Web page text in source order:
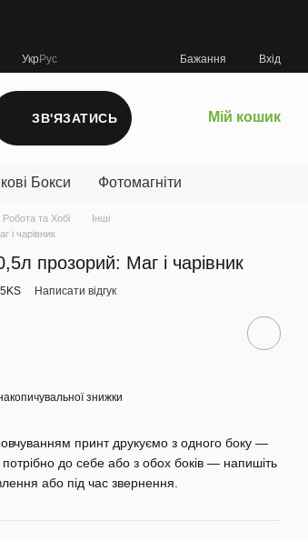
УкрРус Бажання Вхід
ЗВ'ЯЗАТИСЬ Мій кошик
Бокси Фотомагніти
Робота та Хобі
Інші
і чарівник
прозорий: Маг і чарівник
Написати відгук
знижки
принт друкуємо з одного боку —
до себе або з обох боків — напишіть
або під час звернення.